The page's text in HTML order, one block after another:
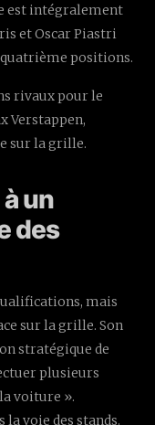
est intégralement
et Oscar Piastri
positions.
rivaux pour le
Verstappen,
sur la grille.
un
des
mais
sur la grille. Son
stratégique de
plusieurs
voiture ».
la voie des stands.